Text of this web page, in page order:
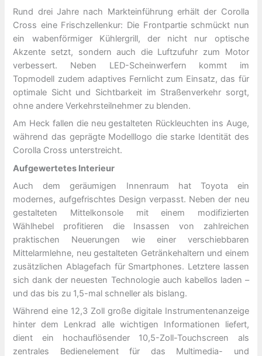
Rund drei Jahre nach Markteinführung erhält der Corolla
Cross eine Frischzellenkur: Die Frontpartie schmückt nun
ein wabenförmiger Kühlergrill, der nicht nur optische
Akzente setzt, sondern auch die Luftzufuhr zum Motor
verbessert. Neben LED-Scheinwerfern kommt im
Topmodell zudem adaptives Fernlicht zum Einsatz, das für
optimale Sicht und Sichtbarkeit im Straßenverkehr sorgt,
ohne andere Verkehrsteilnehmer zu blenden.
Am Heck fallen die neu gestalteten Rückleuchten ins Auge,
während das geprägte Modelllogo die starke Identität des
Corolla Cross unterstreicht.
Aufgewertetes Interieur
Auch dem geräumigen Innenraum hat Toyota ein
modernes, aufgefrischtes Design verpasst. Neben der neu
gestalteten Mittelkonsole mit einem modifizierten
Wählhebel profitieren die Insassen von zahlreichen
praktischen Neuerungen wie einer verschiebbaren
Mittelarmlehne, neu gestalteten Getränkehaltern und einem
zusätzlichen Ablagefach für Smartphones. Letztere lassen
sich dank der neuesten Technologie auch kabellos laden –
und das bis zu 1,5-mal schneller als bislang.
Während eine 12,3 Zoll große digitale Instrumentenanzeige
hinter dem Lenkrad alle wichtigen Informationen liefert,
dient ein hochauflösender 10,5-Zoll-Touchscreen als
zentrales Bedienelement für das Multimedia- und